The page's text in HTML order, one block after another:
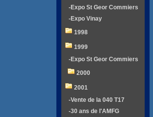
-Expo St Geor Commiers
-Expo Vinay
1998
1999
-Expo St Geor Commiers
2000
2001
-Vente de la 040 T17
-30 ans de l'AMFG